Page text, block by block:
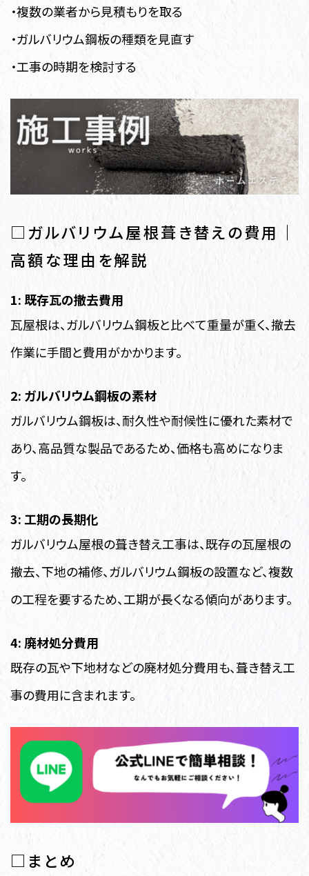
・複数の業者から見積もりを取る
・ガルバリウム鋼板の種類を見直す
・工事の時期を検討する
□ガルバリウム屋根葺き替えの費用｜
高額な理由を解説
1: 既存瓦の撤去費用
瓦屋根は、ガルバリウム鋼板と比べて重量が重く、撤去
作業に手間と費用がかかります。
2: ガルバリウム鋼板の素材
ガルバリウム鋼板は、耐久性や耐候性に優れた素材で
あり、高品質な製品であるため、価格も高めになりま
す。
3: 工期の長期化
ガルバリウム屋根の葺き替え工事は、既存の瓦屋根の
撤去、下地の補修、ガルバリウム鋼板の設置など、複数
の工程を要するため、工期が長くなる傾向があります。
4: 廃材処分費用
既存の瓦や下地材などの廃材処分費用も、葺き替え工
事の費用に含まれます。
□まとめ